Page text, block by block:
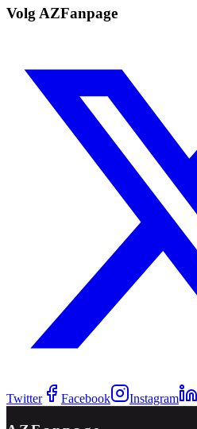
Volg AZFanpage
Twitter Facebook Instagram